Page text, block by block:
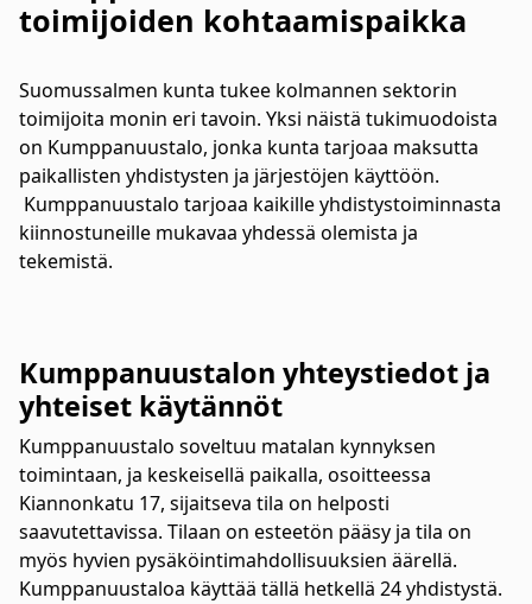
toimijoiden kohtaamispaikka
Suomussalmen kunta tukee kolmannen sektorin
toimijoita monin eri tavoin. Yksi näistä tukimuodoista
on Kumppanuustalo, jonka kunta tarjoaa maksutta
paikallisten yhdistysten ja järjestöjen käyttöön.
Kumppanuustalo tarjoaa kaikille yhdistystoiminnasta
kiinnostuneille mukavaa yhdessä olemista ja
tekemistä.
Kumppanuustalon yhteystiedot ja
yhteiset käytännöt
Kumppanuustalo soveltuu matalan kynnyksen
toimintaan, ja keskeisellä paikalla, osoitteessa
Kiannonkatu 17, sijaitseva tila on helposti
saavutettavissa. Tilaan on esteetön pääsy ja tila on
myös hyvien pysäköintimahdollisuuksien äärellä.
Kumppanuustaloa käyttää tällä hetkellä 24 yhdistystä.